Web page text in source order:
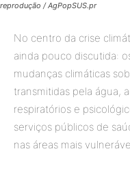
reprodução / AgPopSUS.pr
No centro da crise
ainda pouco discutida:
mudanças climáticas
transmitidas pela água,
respiratórios e
serviços públicos de
nas áreas mais